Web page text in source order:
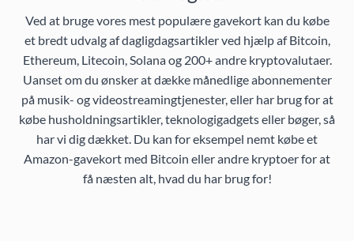
Ved at bruge vores mest populære gavekort kan du købe
et bredt udvalg af dagligdagsartikler ved hjælp af Bitcoin,
Ethereum, Litecoin, Solana og 200+ andre kryptovalutaer.
Uanset om du ønsker at dække månedlige abonnementer
på musik- og videostreamingtjenester, eller har brug for at
købe husholdningsartikler, teknologigadgets eller bøger, så
har vi dig dækket. Du kan for eksempel nemt købe et
Amazon-gavekort med Bitcoin eller andre kryptoer for at
få næsten alt, hvad du har brug for!